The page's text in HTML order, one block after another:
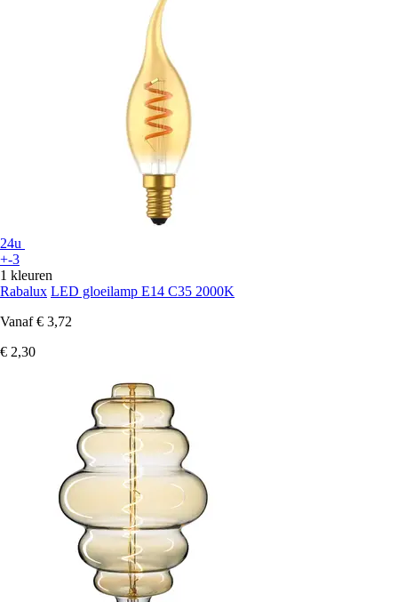
24u
+-3
1 kleuren
Rabalux LED gloeilamp E14 C35 2000K
Vanaf € 3,72
€ 2,30